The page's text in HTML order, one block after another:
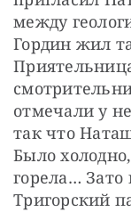
между
Гордин жил
отмечали у
так что
Было
горела…
Тригорский